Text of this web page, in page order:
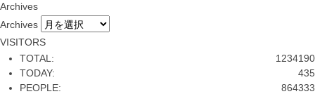
Archives
Archives
VISITORS
1234190
TOTAL:
435
TODAY:
864333
PEOPLE: